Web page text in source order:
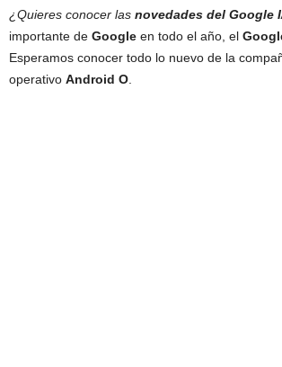
¿Quieres conocer las novedades del Google
importante de Google en todo el año, el
Esperamos conocer todo lo nuevo de la
operativo Android O